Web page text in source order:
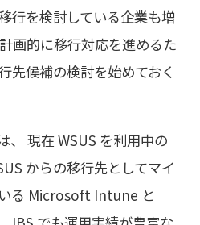
行を検討している企業も増
画的に移行対応を進めるた
先候補の検討を始めておく
、 現在 WSUS を利用中の
からの移行先としてマイ
る Microsoft Intune と